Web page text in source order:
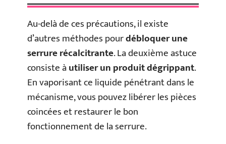
Au-delà de ces précautions, il existe
d’autres méthodes pourdébloquer une
serrure récalcitrante. La deuxième astuce
consiste àutiliser un produit dégrippant.
En vaporisant ce liquide pénétrant dans le
mécanisme, vous pouvez libérer les pièces
coincées et restaurer le bon
fonctionnement de la serrure.